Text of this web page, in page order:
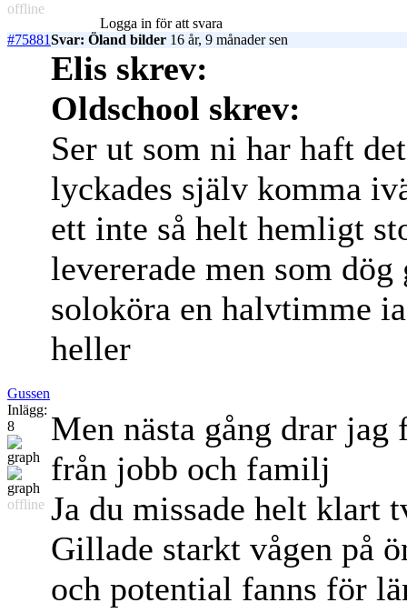
offline
Logga in för att svara
#75881Svar: Öland bilder 16 år, 9 månader sen
Gussen
Inlägg:
8
offline
Elis skrev:
Oldschool skrev:
Ser ut som ni har haft
lyckades själv komma
ett inte så helt hemligt
levererade men som
soloköra en halvtimme
heller
Men nästa gång drar
från jobb och familj
Ja du missade helt klart
Gillade starkt vågen på
och potential fanns för